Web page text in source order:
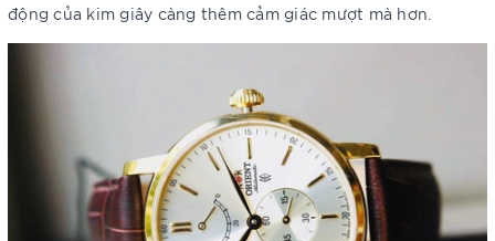
động của kim giây càng thêm cảm giác mượt mà hơn.